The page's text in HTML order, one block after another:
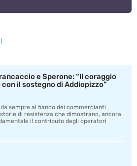
e Sperone: “Il coraggio
il sostegno di Addiopizzo”
da sempre al fianco dei commercianti
di resistenza che dimostrano, ancora
il contributo degli operatori